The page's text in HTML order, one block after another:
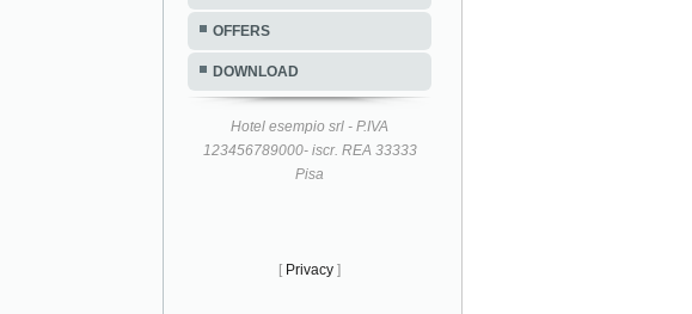
OFFERS
DOWNLOAD
Hotel esempio srl - P.IVA
123456789000- iscr. REA 33333
Pisa
[ Privacy ]